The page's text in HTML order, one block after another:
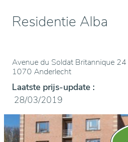
Residentie Alba
Avenue du Soldat Britannique 24
1070 Anderlecht
Laatste prijs-update :
28/03/2019